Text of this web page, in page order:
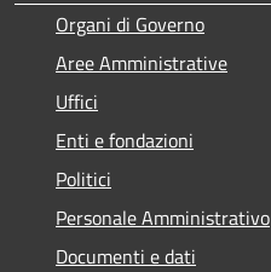
Organi di Governo
Aree Amministrative
Uffici
Enti e fondazioni
Politici
Personale Amministrativo
Documenti e dati